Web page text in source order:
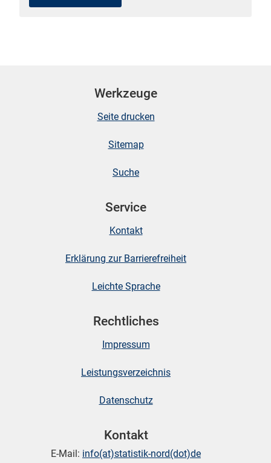
Werkzeuge
Seite drucken
Sitemap
Suche
Service
Kontakt
Erklärung zur Barrierefreiheit
Leichte Sprache
Rechtliches
Impressum
Leistungsverzeichnis
Datenschutz
Kontakt
E-Mail: info(at)statistik-nord(dot)de